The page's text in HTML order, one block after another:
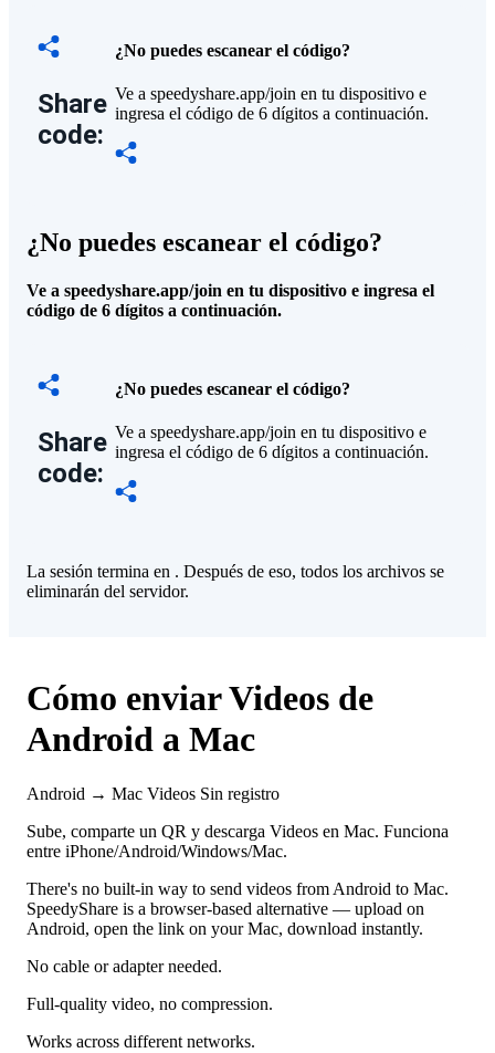
Share
code:
¿No puedes escanear el código?
Ve a speedyshare.app/join en tu dispositivo e
ingresa el código de 6 dígitos a continuación.
¿No puedes escanear el código?
Ve a speedyshare.app/join en tu dispositivo e ingresa el
código de 6 dígitos a continuación.
Share
code:
¿No puedes escanear el código?
Ve a speedyshare.app/join en tu dispositivo e
ingresa el código de 6 dígitos a continuación.
La sesión termina en . Después de eso, todos los archivos se
eliminarán del servidor.
Cómo enviar Videos de
Android a Mac
Android → Mac Videos Sin registro
Sube, comparte un QR y descarga Videos en Mac. Funciona
entre iPhone/Android/Windows/Mac.
There's no built-in way to send videos from Android to Mac.
SpeedyShare is a browser-based alternative — upload on
Android, open the link on your Mac, download instantly.
No cable or adapter needed.
Full-quality video, no compression.
Works across different networks.